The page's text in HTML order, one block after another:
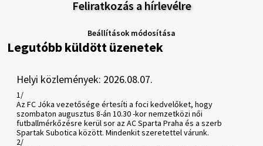
Feliratkozás a hírlevélre
Beállítások módosítása
Legutóbb küldött üzenetek
Helyi közlemények: 2026.08.07.
1/
Az FC Jóka vezetősége értesíti a foci kedvelőket, hogy
szombaton augusztus 8-án 10.30 -kor nemzetközi női
futballmérkőzésre kerül sor az AC Sparta Praha és a szerb
Spartak Subotica között. Mindenkit szeretettel várunk.
2/